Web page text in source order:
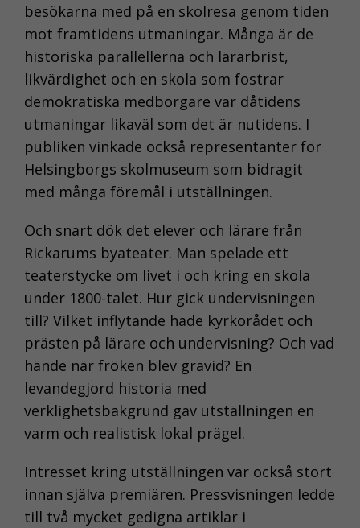
besökarna med på en skolresa genom tiden
mot framtidens utmaningar. Många är de
historiska parallellerna och lärarbrist,
likvärdighet och en skola som fostrar
demokratiska medborgare var dåtidens
utmaningar likaväl som det är nutidens. I
publiken vinkade också representanter för
Helsingborgs skolmuseum som bidragit
med många föremål i utställningen.
Och snart dök det elever och lärare från
Rickarums byateater. Man spelade ett
teaterstycke om livet i och kring en skola
under 1800-talet. Hur gick undervisningen
till? Vilket inflytande hade kyrkorådet och
prästen på lärare och undervisning? Och vad
hände när fröken blev gravid? En
levandegjord historia med
verklighetsbakgrund gav utställningen en
varm och realistisk lokal prägel.
Intresset kring utställningen var också stort
innan själva premiären. Pressvisningen ledde
till två mycket gedigna artiklar i